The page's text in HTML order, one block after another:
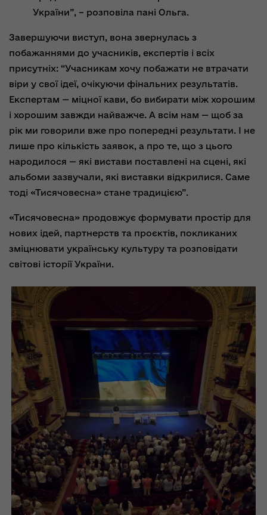
України”, – розповіла пані Ольга.
Завершуючи виступ, вона звернулась з
побажаннями до учасників, експертів і всіх
присутніх: “Учасникам хочу побажати не втрачати
віри у свої ідеї, очікуючи фінальних результатів.
Експертам — міцної кави, бо вибирати між хорошим
і хорошим завжди найважче. А всім нам — щоб за
рік ми говорили вже про попередні результати. І не
лише про кількість заявок, а про те, що з цього
народилося — які вистави поставлені на сцені, які
альбоми зазвучали, які виставки відкрилися. Саме
тоді «Тисячовесна» стане традицією”.
«Тисячовесна» продовжує формувати простір для
нових ідей, партнерств та проєктів, покликаних
зміцнювати українську культуру та розповідати
світові історії України.